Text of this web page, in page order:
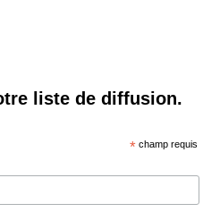
liste de diffusion.
* champ requis